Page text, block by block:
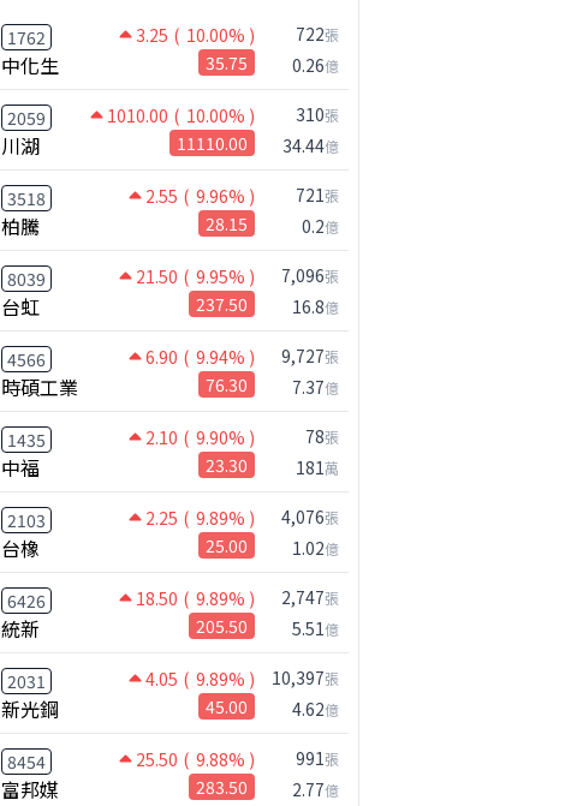
1762 3.25 ( 10.00% )
中化生 35.75
722張
0.26億
2059 1010.00 ( 10.00% )
川湖 11110.00
310張
34.44億
3518 2.55 ( 9.96% )
柏騰 28.15
721張
0.2億
8039 21.50 ( 9.95% )
台虹 237.50
7,096張
16.8億
4566 6.90 ( 9.94% )
時碩工業 76.30
9,727張
7.37億
1435 2.10 ( 9.90% )
中福 23.30
78張
181萬
2103 2.25 ( 9.89% )
台橡 25.00
4,076張
1.02億
6426 18.50 ( 9.89% )
統新 205.50
2,747張
5.51億
2031 4.05 ( 9.89% )
新光鋼 45.00
10,397張
4.62億
8454 25.50 ( 9.88% )
富邦媒 283.50
991張
2.77億